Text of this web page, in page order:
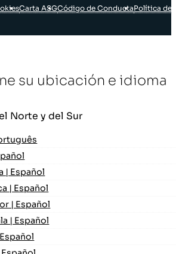
Carta ASGCódigo de ConductaPolítica de
su ubicación e idioma
Norte y del Sur
| Español
| Español
| Español
| Español